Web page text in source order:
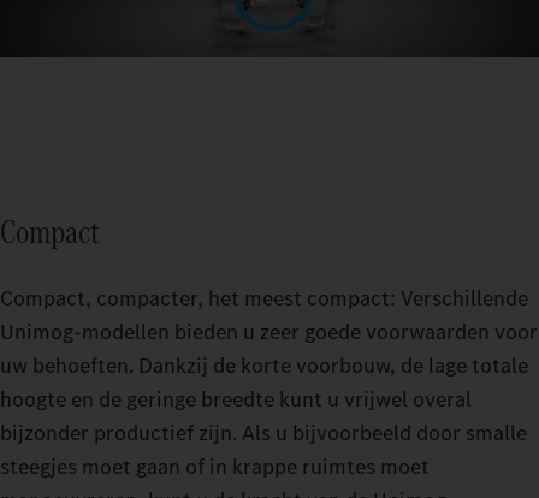
kunt gebruiken. Dankzij lange onderhoudsintervallen van
waardoor u deze elke dag van het jaar op de weg kunt
Dankzij de vierwielaandrijving kunt u de Unimog-werktuigdrager
Compact
Compact, compacter, het meest compact: Verschillende
Unimog-modellen bieden u zeer goede voorwaarden voor
uw behoeften. Dankzij de korte voorbouw, de lage totale
hoogte en de geringe breedte kunt u vrijwel overal
bijzonder productief zijn. Als u bijvoorbeeld door smalle
steegjes moet gaan of in krappe ruimtes moet